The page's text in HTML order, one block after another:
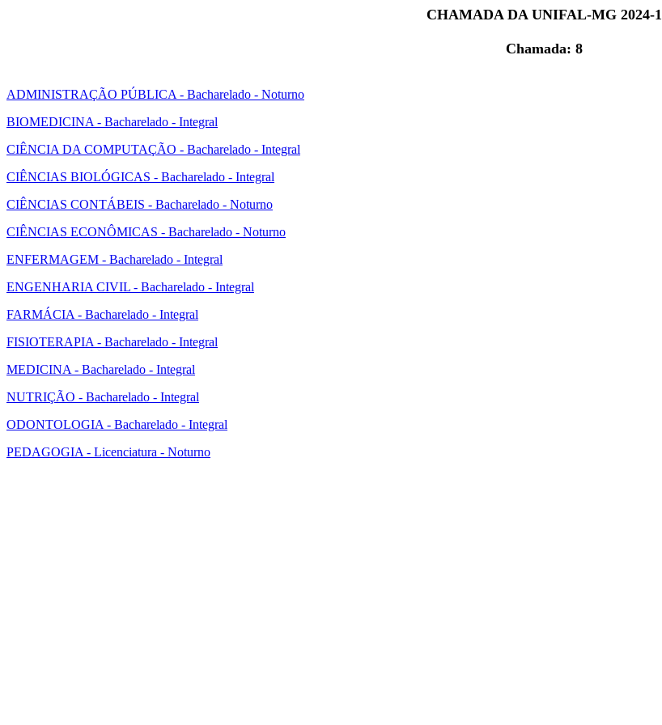
CHAMADA DA UNIFAL-MG 2024-1
Chamada: 8
ADMINISTRAÇÃO PÚBLICA - Bacharelado - Noturno
BIOMEDICINA - Bacharelado - Integral
CIÊNCIA DA COMPUTAÇÃO - Bacharelado - Integral
CIÊNCIAS BIOLÓGICAS - Bacharelado - Integral
CIÊNCIAS CONTÁBEIS - Bacharelado - Noturno
CIÊNCIAS ECONÔMICAS - Bacharelado - Noturno
ENFERMAGEM - Bacharelado - Integral
ENGENHARIA CIVIL - Bacharelado - Integral
FARMÁCIA - Bacharelado - Integral
FISIOTERAPIA - Bacharelado - Integral
MEDICINA - Bacharelado - Integral
NUTRIÇÃO - Bacharelado - Integral
ODONTOLOGIA - Bacharelado - Integral
PEDAGOGIA - Licenciatura - Noturno